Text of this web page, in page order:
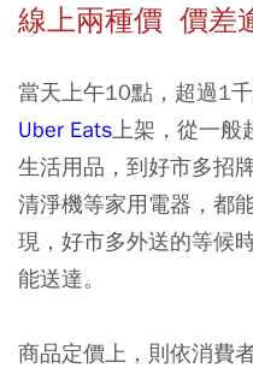
線上兩種價 價差
當天上午10點，超過1
Uber Eats上架，從一般
生活用品，到好市多招
清淨機等家用電器，都
現，好市多外送的等候
能送達。
商品定價上，則依消費